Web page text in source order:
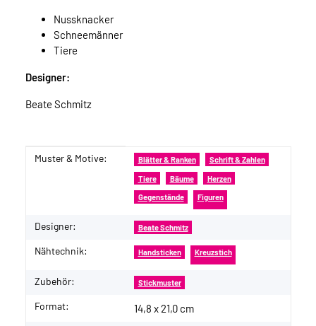
Nussknacker
Schneemänner
Tiere
Designer:
Beate Schmitz
Produkteigenschaft
Wert
Muster & Motive: Blätter & Ranken Schrift & Zahlen
Tiere Bäume Herzen
Gegenstände Figuren
Designer: Beate Schmitz
Nähtechnik: Handsticken Kreuzstich
Zubehör: Stickmuster
Format: 14,8 x 21,0 cm